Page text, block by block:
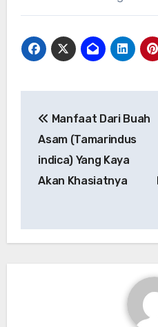
pos
Manfaat Dari Buah
Asam (Tamarindus
indica) Yang Kaya
Akan Khasiatnya